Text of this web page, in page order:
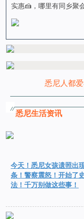
实惠🍰，哪里有同乡聚
悉尼人都
悉尼生活资讯
今天！悉尼女孩遗照出
条！警察震怒！开始了
法！千万别做这些事！